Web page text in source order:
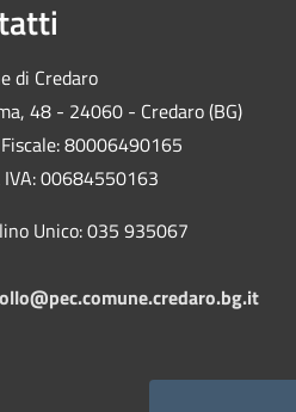
di Credaro
48 - 24060 - Credaro (BG)
80006490165
00684550163
Unico: 035 935067